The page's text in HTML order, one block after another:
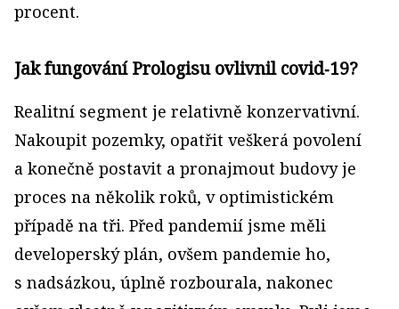
procent.
Jak fungování Prologisu ovlivnil covid‑19?
Realitní segment je relativně konzervativní.
Nakoupit pozemky, opatřit veškerá povolení
a konečně postavit a pronajmout budovy je
proces na několik roků, v optimistickém
případě na tři. Před pandemií jsme měli
developerský plán, ovšem pandemie ho,
s nadsázkou, úplně rozbourala, nakonec